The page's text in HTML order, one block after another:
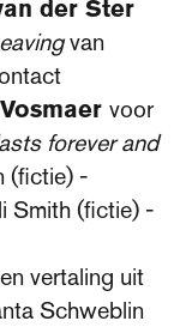
der Ster
van
voor
forever and
(fictie) -
Smith (fictie) -
vertaling uit
Schweblin